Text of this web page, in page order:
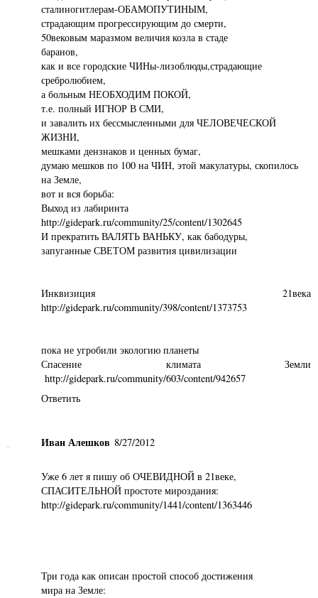
сталиногитлерам-ОБАМОПУТИНЫМ,
страдающим прогрессирующим до смерти,
50вековым маразмом величия козла в стаде
баранов,
как и все городские ЧИНы-лизоблюды,страдающие
сребролюбием,
а больным НЕОБХОДИМ ПОКОЙ,
т.е. полный ИГНОР В СМИ,
и завалить их бессмысленными для ЧЕЛОВЕЧЕСКОЙ
ЖИЗНИ,
мешками дензнаков и ценных бумаг,
думаю мешков по 100 на ЧИН, этой макулатуры, скопилось
на Земле,
вот и вся борьба:
Выход из лабиринта
http://gidepark.ru/community/25/content/1302645
И прекратить ВАЛЯТЬ ВАНЬКУ, как бабодуры,
запуганные СВЕТОМ развития цивилизации
Инквизиция 21века
http://gidepark.ru/community/398/content/1373753
пока не угробили экологию планеты
Спасение климата Земли
http://gidepark.ru/community/603/content/942657
Ответить
Иван Алешков 8/27/2012
Уже 6 лет я пишу об ОЧЕВИДНОЙ в 21веке,
СПАСИТЕЛЬНОЙ простоте мироздания:
http://gidepark.ru/community/1441/content/1363446
Три года как описан простой способ достижения
мира на Земле: